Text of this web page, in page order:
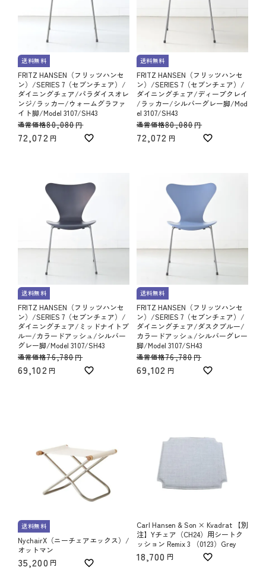
送料無料
FRITZ HANSEN（フリッツハンセ
ン）/SERIES 7（セブンチェア）/
ダイニングチェア/パラダイスオレ
ンジ/ラッカー/ウォームグラファ
イト脚/Model 3107/SH43
通常価格80,080
72,072
送料無料
FRITZ HANSEN（フリッツハンセ
ン）/SERIES 7（セブンチェア）/
ダイニングチェア/ディープクレイ
/ラッカー/シルバーグレー脚/Mod
el 3107/SH43
通常価格80,080
72,072
送料無料
FRITZ HANSEN（フリッツハンセ
ン）/SERIES 7（セブンチェア）/
ダイニングチェア/ミッドナイトブ
ルー/カラードアッシュ/シルバー
グレー脚/Model 3107/SH43
通常価格76,780
69,102
送料無料
FRITZ HANSEN（フリッツハンセ
ン）/SERIES 7（セブンチェア）/
ダイニングチェア/ダスクブルー/
カラードアッシュ/シルバーグレー
脚/Model 3107/SH43
通常価格76,780
69,102
送料無料
NychairX（ニーチェアエックス）/
オットマン
35,200
Carl Hansen & Son × Kvadrat 【別
注】Yチェア（CH24）用シートク
ッション Remix 3 （0123）Grey
18,700